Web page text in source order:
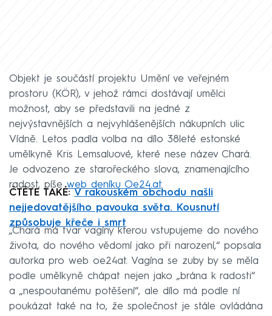
Objekt je součástí projektu Umění ve veřejném
prostoru (KÖR), v jehož rámci dostávají umělci
možnost, aby se představili na jedné z
nejvýstavnějších a nejvyhlášenějších nákupních ulic
Vídně. Letos padla volba na dílo 38leté estonské
umělkyně Kris Lemsaluové, které nese název Chará.
Je odvozeno ze starořeckého slova, znamenajícího
radost, píšeweb deníku Oe24.at.
ČTĚTE TAKÉ: V rakouském obchodu našli
nejjedovatějšího pavouka světa. Kousnutí
způsobuje křeče i smrt
„Chará má tvar vagíny kterou vstupujeme do nového
života, do nového vědomí jako při narození,“ popsala
autorka pro web oe24at. Vagína se zuby by se měla
podle umělkyně chápat nejen jako „brána k radosti“
a „nespoutanému potěšení“, ale dílo má podle ní
poukázat také na to, že společnost je stále ovládána